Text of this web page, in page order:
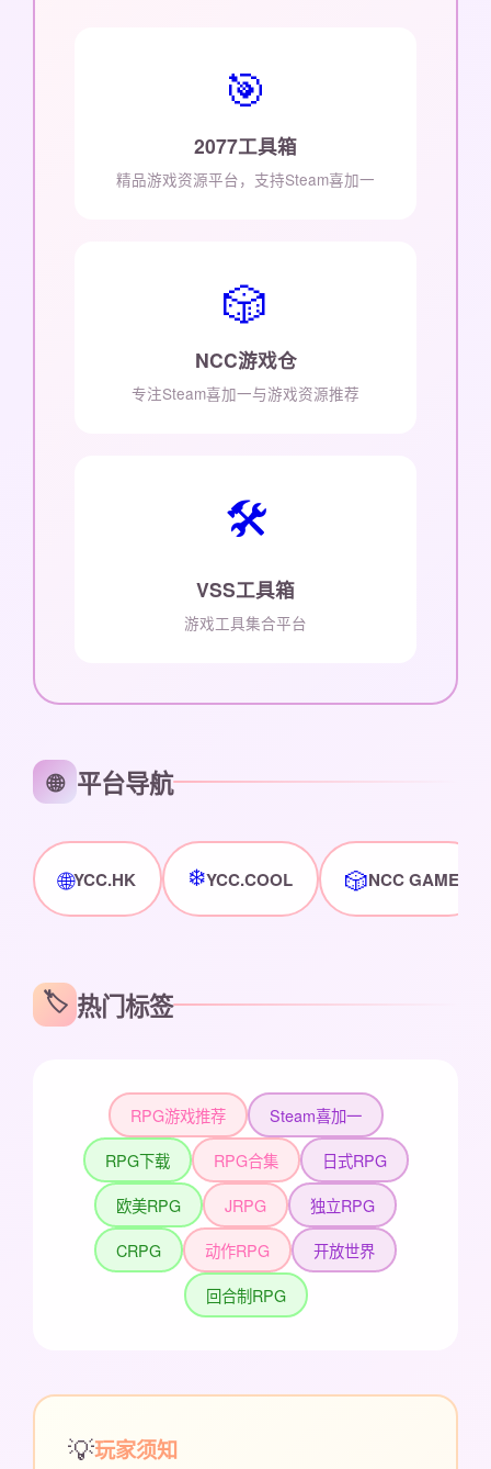
🎯
2077工具箱
精品游戏资源平台，支持Steam喜加一
🎲
NCC游戏仓
专注Steam喜加一与游戏资源推荐
🛠️
VSS工具箱
游戏工具集合平台
🌐 平台导航
🌐YCC.HK ❄️YCC.COOL 🎲NCC GAME
🏷️ 热门标签
RPG游戏推荐
Steam喜加一
RPG下载
RPG合集
日式RPG
欧美RPG
JRPG
独立RPG
CRPG
动作RPG
开放世界
回合制RPG
💡玩家须知